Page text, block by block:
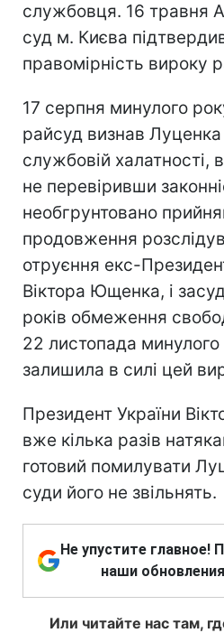
службовця. 16 травня
суд м. Києва
правомірність вироку
17 серпня минулого
райсуд визнав
службовій халатності,
не перевіривши
необгрунтовано
продовження
отруєння екс-
Віктора Ющенка, і
років обмеження
22 листопада минулого
залишила в силі цей
Президент України
вже кілька разів
готовий помилувати
суди його не звільнять.
Не упустите главное!
наши
Или читайте нас там,